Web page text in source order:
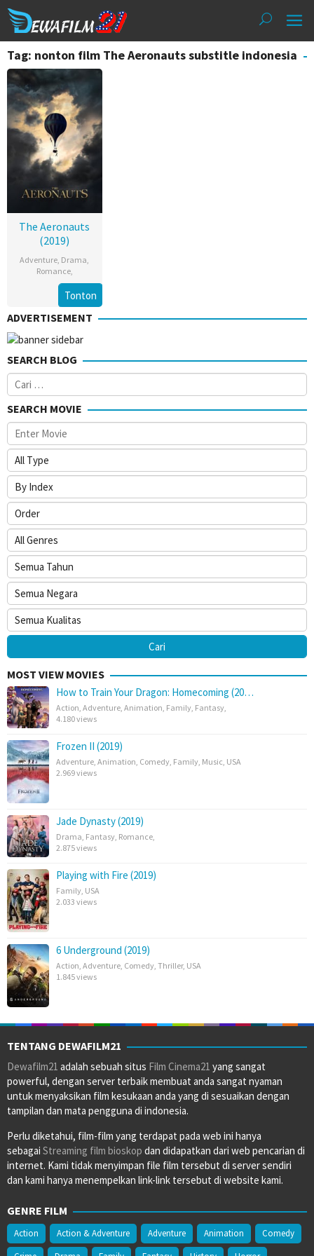
Loncat
ke
konten
Tag: nonton film The Aeronauts substitle indonesia
The Aeronauts
(2019)
Adventure, Drama,
Romance,
Tonton
ADVERTISEMENT
SEARCH BLOG
Cari
untuk:
SEARCH MOVIE
MOST VIEW MOVIES
How to Train Your Dragon: Homecoming (20…
Action, Adventure, Animation, Family, Fantasy,
4.180 views
Frozen II (2019)
Adventure, Animation, Comedy, Family, Music, USA
2.969 views
Jade Dynasty (2019)
Drama, Fantasy, Romance,
2.875 views
Playing with Fire (2019)
Family, USA
2.033 views
6 Underground (2019)
Action, Adventure, Comedy, Thriller, USA
1.845 views
TENTANG DEWAFILM21
Dewafilm21 adalah sebuah situs Film Cinema21 yang sangat
powerful, dengan server terbaik membuat anda sangat nyaman
untuk menyaksikan film kesukaan anda yang di sesuaikan dengan
tampilan dan mata pengguna di indonesia.
Perlu diketahui, film-film yang terdapat pada web ini hanya
sebagai Streaming film bioskop dan didapatkan dari web pencarian di
internet. Kami tidak menyimpan file film tersebut di server sendiri
dan kami hanya menempelkan link-link tersebut di website kami.
GENRE FILM
Action Action & Adventure Adventure Animation
Comedy